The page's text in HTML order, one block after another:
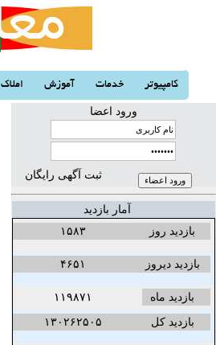
کامپیوتر خدمات آموزش املاک
ورود اعضا
ثبت آگهی رایگان
آمار بازدید
بازدید روز
۱۵۸۳
بازدید دیروز ۴۶۵۱
بازدید ماه ۱۱۹۸۷۱
بازدید کل ۱۳۰۲۶۲۵۰۵